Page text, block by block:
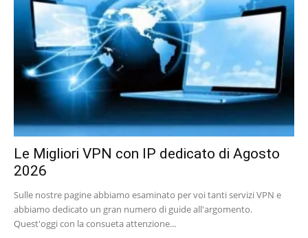
Le Migliori VPN con IP dedicato di Agosto
2026
Sulle nostre pagine abbiamo esaminato per voi tanti servizi VPN e
abbiamo dedicato un gran numero di guide all'argomento.
Quest'oggi con la consueta attenzione...